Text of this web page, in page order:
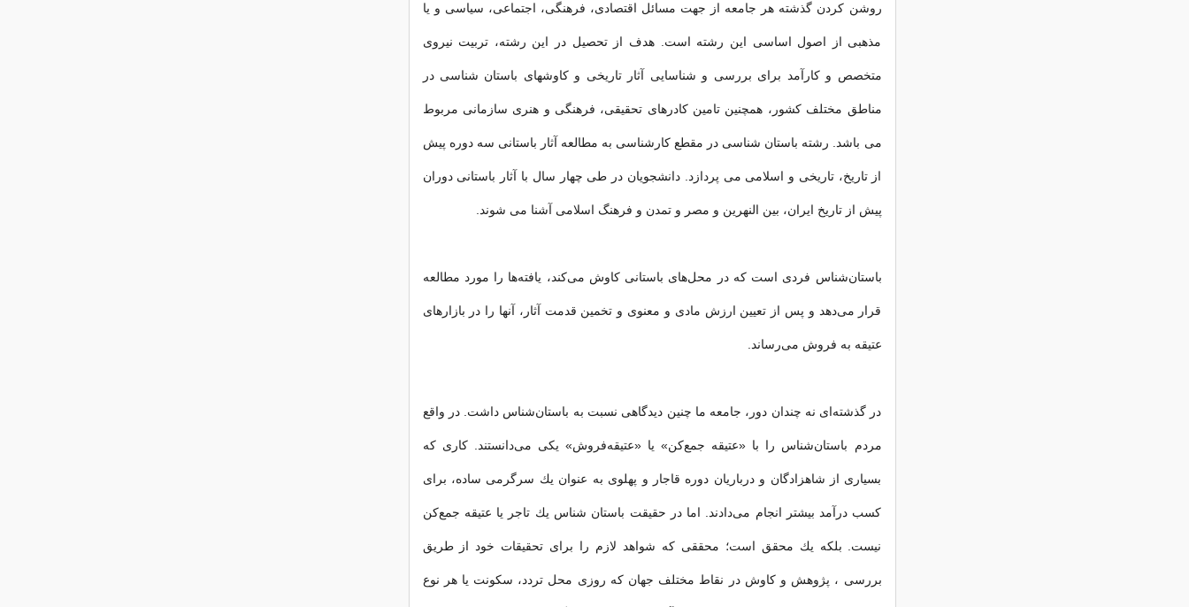
روشن كردن گذشته هر جامعه از جهت مسائل اقتصادی، فرهنگی، اجتماعی، سیاسی و یا
مذهبی از اصول اساسی این رشته است. هدف از تحصیل در این رشته، تربیت نیروی
متخصص و كارآمد برای بررسی و شناسایی آثار تاریخی و كاوشهای باستان شناسی در
مناطق مختلف كشور، همچنین تامین كادرهای تحقیقی، فرهنگی و هنری سازمانی مربوط
می باشد. رشته باستان شناسی در مقطع كارشناسی به مطالعه آثار باستانی سه دوره پیش
از تاریخ، تاریخی و اسلامی می پردازد. دانشجویان در طی چهار سال با آثار باستانی دوران
پیش از تاریخ ایران، بین النهرین و مصر و تمدن و فرهنگ اسلامی آشنا می شوند.
باستان‌شناس فردی است كه در محل‌های باستانی كاوش می‌كند، یافته‌ها را مورد مطالعه
قرار می‌دهد و پس از تعیین ارزش مادی و معنوی و تخمین قدمت آثار، آنها را در بازارهای
عتیقه به فروش می‌رساند.
در گذشته‌ای نه چندان دور، جامعه ما چنین دیدگاهی نسبت به باستان‌شناس داشت. در واقع
مردم باستان‌شناس را با «عتیقه جمع‌كن» یا «عتیقه‌فروش» یكی می‌دانستند. كاری كه
بسیاری از شاهزادگان و درباریان دوره قاجار و پهلوی به عنوان یك سرگرمی ساده، برای
كسب درآمد بیشتر انجام می‌دادند. اما در حقیقت باستان شناس یك تاجر یا عتیقه ‌جمع‌كن
نیست. بلكه‌ یك‌ محقق‌ است‌؛ محققی‌ كه‌ شواهد لازم‌ را برای‌ تحقیقات‌ خود از طریق‌
بررسی‌ ، پژوهش‌ و كاوش‌ در نقاط‌ مختلف‌ جهان‌ كه‌ روزی‌ محل‌ تردد، سكونت‌ یا هر نوع‌